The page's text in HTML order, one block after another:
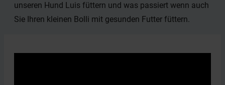
unseren Hund Luis füttern und was passiert wenn auch
Sie Ihren kleinen Bolli mit gesunden Futter füttern.